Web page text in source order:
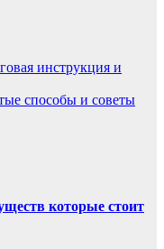
инструкция и
способы и советы
которые стоит